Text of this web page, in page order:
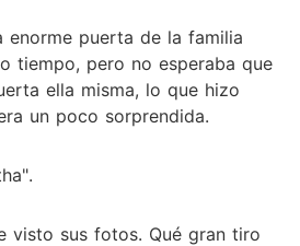
enorme puerta de la familia
tiempo, pero no esperaba que
ella misma, lo que hizo
un poco sorprendida.
visto sus fotos. Qué gran tiro